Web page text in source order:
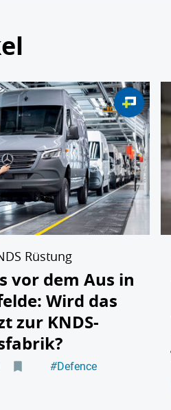
Rüstung
vor dem Aus in
Wird das
zur KNDS-
#Defence